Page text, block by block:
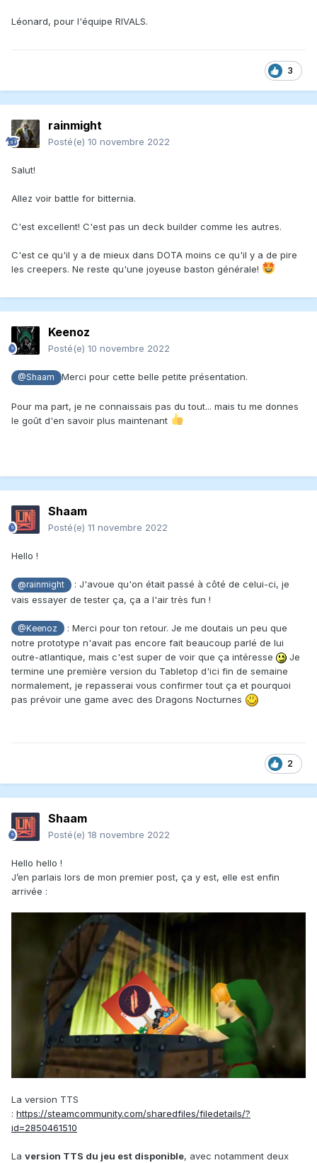
Léonard, pour l'équipe RIVALS.
3
rainmight
Posté(e) 10 novembre 2022
Salut!
Allez voir battle for bitternia.
C'est excellent! C'est pas un deck builder comme les autres.
C'est ce qu'il y a de mieux dans DOTA moins ce qu'il y a de pire
les creepers. Ne reste qu'une joyeuse baston générale!
Keenoz
Posté(e) 10 novembre 2022
@Shaam Merci pour cette belle petite présentation.
Pour ma part, je ne connaissais pas du tout... mais tu me donnes
le goût d'en savoir plus maintenant
Shaam
Posté(e) 11 novembre 2022
Hello !
@rainmight
: J'avoue qu'on était passé à côté de celui-ci, je
vais essayer de tester ça, ça a l'air très fun !
@Keenoz
: Merci pour ton retour. Je me doutais un peu que
notre prototype n'avait pas encore fait beaucoup parlé de lui
outre-atlantique, mais c'est super de voir que ça intéresse
Je
termine une première version du Tabletop d'ici fin de semaine
normalement, je repasserai vous confirmer tout ça et pourquoi
pas prévoir une game avec des Dragons Nocturnes
2
Shaam
Posté(e) 18 novembre 2022
Hello hello !
J’en parlais lors de mon premier post, ça y est, elle est enfin
arrivée :
La version TTS
: https://steamcommunity.com/sharedfiles/filedetails/?
id=2850461510
La version TTS du jeu est disponible, avec notamment deux